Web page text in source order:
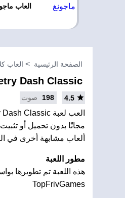
العاب
الصفحة الرئيسية العاب
Dash Classic
4.5
198 صوت
مجانًا بدون تحميل أو
ألعاب مشابهة أخرى في
مطور اللعبة
هذه اللعبة تم تطويرها
TopFrivGames